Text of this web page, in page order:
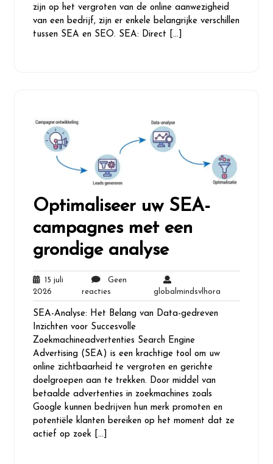
zijn op het vergroten van de online aanwezigheid
van een bedrijf, zijn er enkele belangrijke verschillen
tussen SEA en SEO. SEA: Direct […]
Optimaliseer uw SEA-
campagnes met een
grondige analyse
15 juli
2026
juli
2026
Geen
reactiesGeen
reacties
globalmindsvlhora
SEA-Analyse: Het Belang van Data-gedreven
Inzichten voor Succesvolle
Zoekmachineadvertenties Search Engine
Advertising (SEA) is een krachtige tool om uw
online zichtbaarheid te vergroten en gerichte
doelgroepen aan te trekken. Door middel van
betaalde advertenties in zoekmachines zoals
Google kunnen bedrijven hun merk promoten en
potentiële klanten bereiken op het moment dat ze
actief op zoek […]